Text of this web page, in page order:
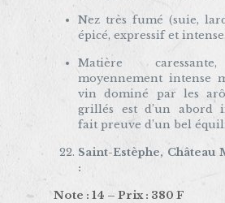
Nez très fumé (suie,
épicé, expressif et intense.
Matière
moyennement intense
vin dominé par les
grillés est d’un abord
fait preuve d’un bel
Saint-Estèphe, Château
:
Note : 14 – Prix : 380 F